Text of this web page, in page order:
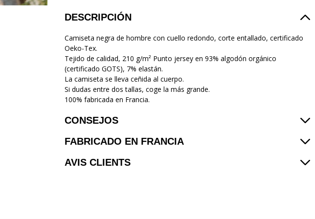
DESCRIPCIÓN
Camiseta negra de hombre con cuello redondo, corte entallado, certificado
Oeko-Tex.
Tejido de calidad, 210 g/m² Punto jersey en 93% algodón orgánico
(certificado GOTS), 7% elastán.
La camiseta se lleva ceñida al cuerpo.
Si dudas entre dos tallas, coge la más grande.
100% fabricada en Francia.
CONSEJOS
FABRICADO EN FRANCIA
AVIS CLIENTS